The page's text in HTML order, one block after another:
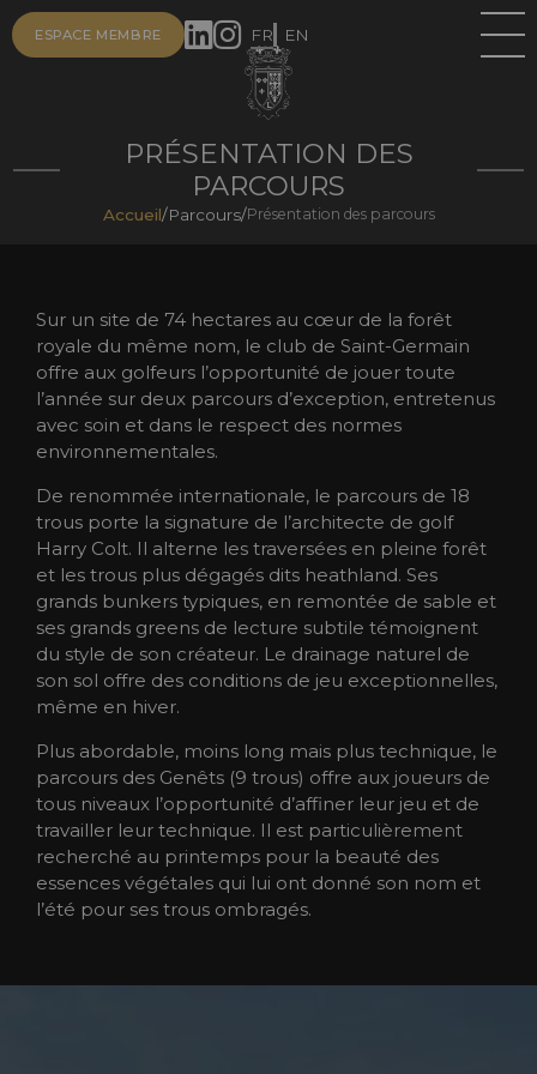
FR EN
ESPACE MEMBRE
PRÉSENTATION DES
PARCOURS
Accueil/Parcours/Présentation des parcours
Sur un site de 74 hectares au cœur de la forêt
royale du même nom, le club de Saint-Germain
offre aux golfeurs l’opportunité de jouer toute
l’année sur deux parcours d’exception, entretenus
avec soin et dans le respect des normes
environnementales.
De renommée internationale, le parcours de 18
trous porte la signature de l’architecte de golf
Harry Colt. Il alterne les traversées en pleine forêt
et les trous plus dégagés dits heathland. Ses
grands bunkers typiques, en remontée de sable et
ses grands greens de lecture subtile témoignent
du style de son créateur. Le drainage naturel de
son sol offre des conditions de jeu exceptionnelles,
même en hiver.
Plus abordable, moins long mais plus technique, le
parcours des Genêts (9 trous) offre aux joueurs de
tous niveaux l’opportunité d’affiner leur jeu et de
travailler leur technique. Il est particulièrement
recherché au printemps pour la beauté des
essences végétales qui lui ont donné son nom et
l’été pour ses trous ombragés.